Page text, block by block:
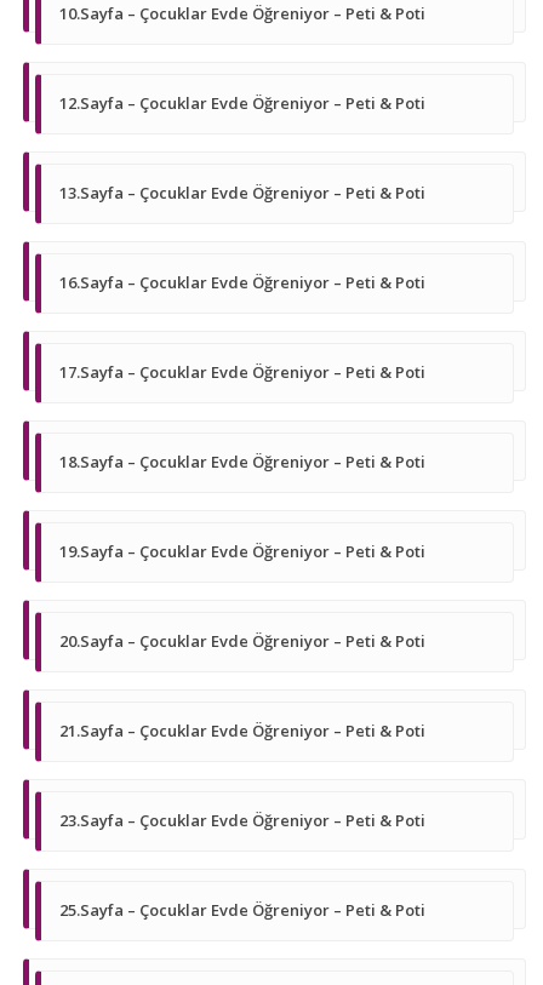
10.Sayfa – Çocuklar Evde Öğreniyor – Peti & Poti
12.Sayfa – Çocuklar Evde Öğreniyor – Peti & Poti
13.Sayfa – Çocuklar Evde Öğreniyor – Peti & Poti
16.Sayfa – Çocuklar Evde Öğreniyor – Peti & Poti
17.Sayfa – Çocuklar Evde Öğreniyor – Peti & Poti
18.Sayfa – Çocuklar Evde Öğreniyor – Peti & Poti
19.Sayfa – Çocuklar Evde Öğreniyor – Peti & Poti
20.Sayfa – Çocuklar Evde Öğreniyor – Peti & Poti
21.Sayfa – Çocuklar Evde Öğreniyor – Peti & Poti
23.Sayfa – Çocuklar Evde Öğreniyor – Peti & Poti
25.Sayfa – Çocuklar Evde Öğreniyor – Peti & Poti